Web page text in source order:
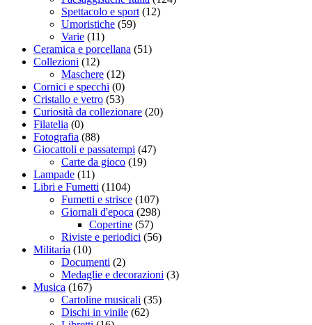
Spettacolo e sport (12)
Umoristiche (59)
Varie (11)
Ceramica e porcellana (51)
Collezioni (12)
Maschere (12)
Cornici e specchi (0)
Cristallo e vetro (53)
Curiosità da collezionare (20)
Filatelia (0)
Fotografia (88)
Giocattoli e passatempi (47)
Carte da gioco (19)
Lampade (11)
Libri e Fumetti (1104)
Fumetti e strisce (107)
Giornali d'epoca (298)
Copertine (57)
Riviste e periodici (56)
Militaria (10)
Documenti (2)
Medaglie e decorazioni (3)
Musica (167)
Cartoline musicali (35)
Dischi in vinile (62)